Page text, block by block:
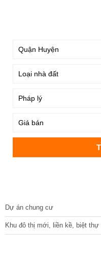
Dự án chung cư
Khu đô thị mới, liền kề, biệt thự